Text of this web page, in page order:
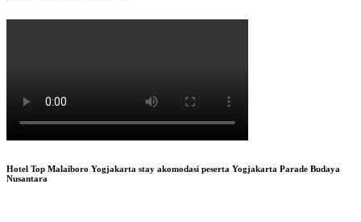
Hotel Top Malaiboro Yogjakarta stay akomodasi peserta Yogjakarta Parade Budaya
Nusantara